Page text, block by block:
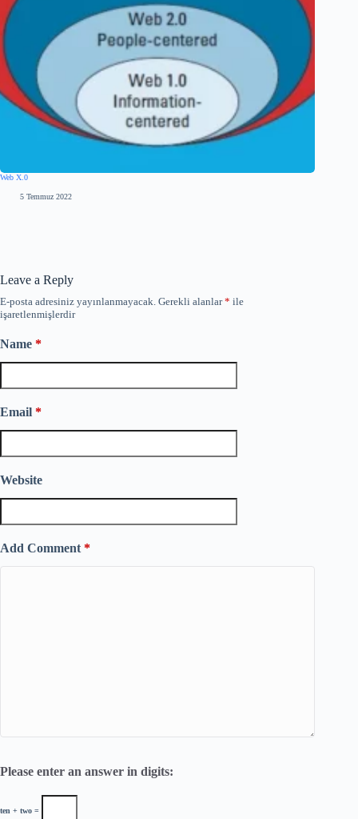
Web X.0
5 Temmuz 2022
Leave a Reply
E-posta adresiniz yayınlanmayacak. Gerekli alanlar* ile
işaretlenmişlerdir
Name *
Email *
Website
Add Comment *
Please enter an answer in digits:
ten + two =